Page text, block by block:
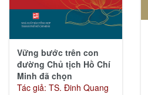
hội
Vững bước trên con
đường Chủ tịch Hồ Chí
Minh đã chọn
Tác giả: TS. Đinh Quang